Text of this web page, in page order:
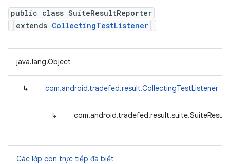
public class SuiteResultReporter
extends CollectingTestListener
java.lang.Object
↳ com.android.tradefed.result.CollectingTestListener
↳
Các lớp con trực tiếp đã biết